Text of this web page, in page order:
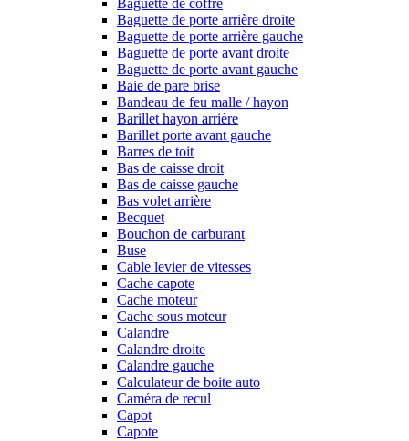
Baguette de coffre
Baguette de porte arrière droite
Baguette de porte arrière gauche
Baguette de porte avant droite
Baguette de porte avant gauche
Baie de pare brise
Bandeau de feu malle / hayon
Barillet hayon arrière
Barillet porte avant gauche
Barres de toit
Bas de caisse droit
Bas de caisse gauche
Bas volet arrière
Becquet
Bouchon de carburant
Buse
Cable levier de vitesses
Cache capote
Cache moteur
Cache sous moteur
Calandre
Calandre droite
Calandre gauche
Calculateur de boite auto
Caméra de recul
Capot
Capote